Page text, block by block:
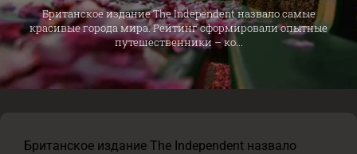
Британское издание The Independent назвало самые
красивые города мира. Рейтинг сформировали опытные
путешественники – ко...
Британское издание The Independent назвало